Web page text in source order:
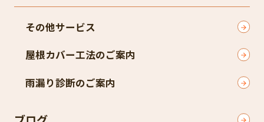
その他サービス
屋根カバー工法のご案内
雨漏り診断のご案内